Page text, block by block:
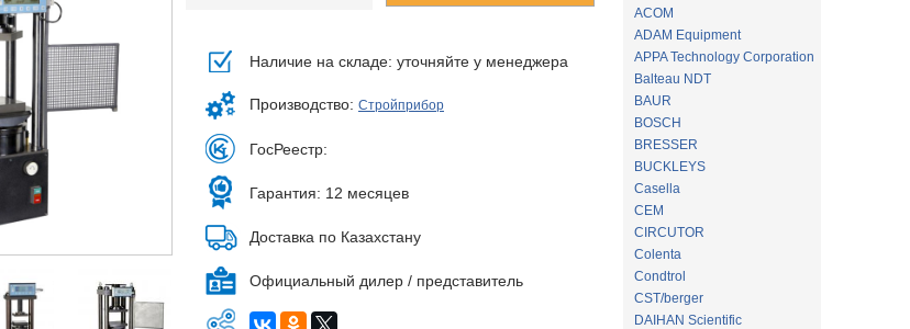
Наличие на складе: уточняйте у менеджера
Производство: Стройприбор
ГосРеестр:
Гарантия: 12 месяцев
Доставка по Казахстану
Официальный дилер / представитель
ACOM
ADAM Equipment
APPA Technology Corporation
Balteau NDT
BAUR
BOSCH
BRESSER
BUCKLEYS
Casella
CEM
CIRCUTOR
Colenta
Condtrol
CST/berger
DAIHAN Scientific